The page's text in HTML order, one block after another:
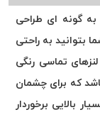
به گونه ای طراحی
بتوانید به راحتی
تماسی رنگی
که برای چشمان
بالایی برخوردار